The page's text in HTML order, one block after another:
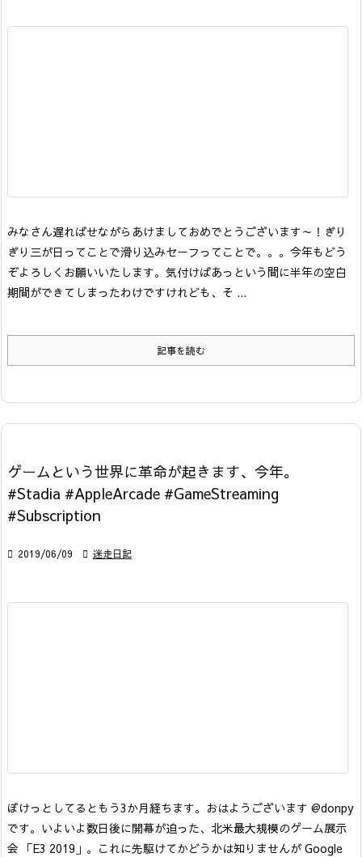
みなさん遅ればせながらあけましておめでとうございます～！ぎり
ぎり三が日ってことで滑り込みセーフってことで。。。今年もどう
ぞよろしくお願いいたします。 気付けばあっという間に半年の空白
期間ができてしまったわけですけれども、そ ...
記事を読む
ゲームという世界に革命が起きます、今年。
#Stadia #AppleArcade #GameStreaming
#Subscription
 2019/06/09  迷走日記
ぼけっとしてるともう3か月経ちます。おはようございます @donpy
です。 いよいよ数日後に開幕が迫った、北米最大規模のゲーム展示
会 「E3 2019」。これに先駆けてかどうかは知りませんが Google